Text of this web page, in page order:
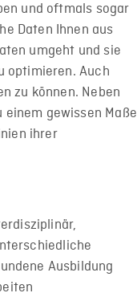
und oftmals sogar
Daten Ihnen aus
umgeht und sie
optimieren. Auch
zu können. Neben
gewissen Maße
ihrer
Ausbildung